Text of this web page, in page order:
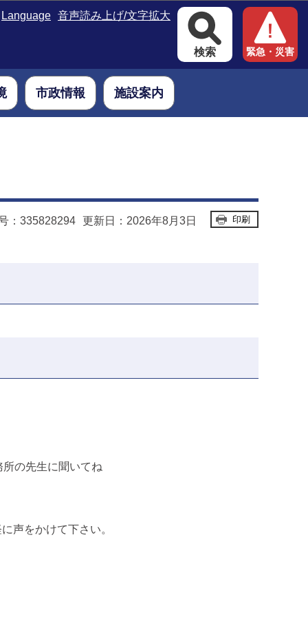
Language 音声読み上げ/文字拡大
検索 緊急・災害
市政情報 施設案内
：335828294 更新日：2026年8月3日 印刷
の先生に聞いてね
声をかけて下さい。